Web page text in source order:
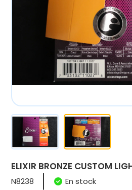
ELIXIR BRONZE CUSTOM
N8238 En stock